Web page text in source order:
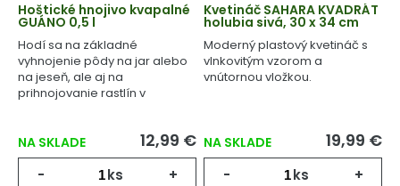
Hoštické hnojivo kvapalné
GUÁNO 0,5 l
Hodí sa na základné
vyhnojenie pôdy na jar alebo
na jeseň, ale aj na
prihnojovanie rastlín v
NA SKLADE 12,99 €
- ks +
Kvetináč SAHARA KVADRÁT
holubia sivá, 30 x 34 cm
Moderný plastový kvetináč s
vlnkovitým vzorom a
vnútornou vložkou.
NA SKLADE 19,99 €
- ks +